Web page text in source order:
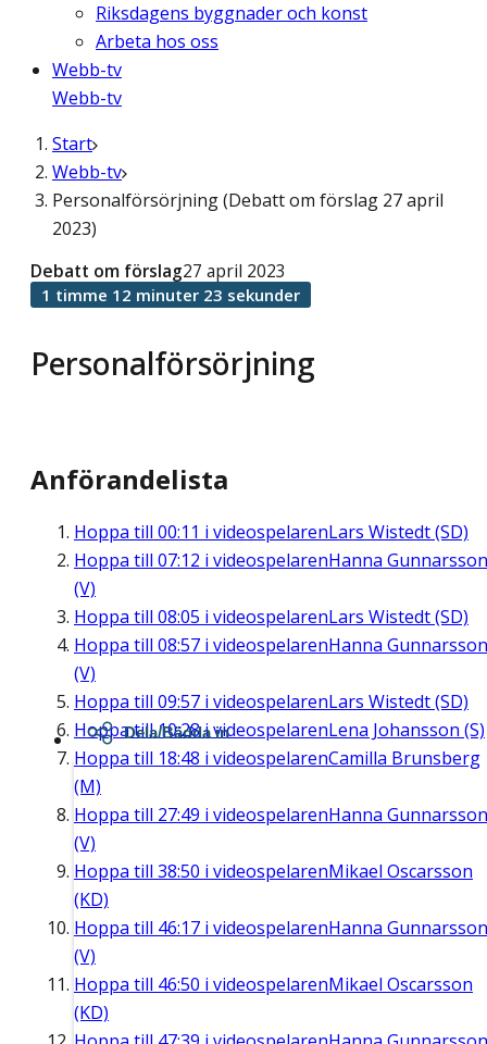
Riksdagens byggnader och konst
Arbeta hos oss
Webb-tv
Webb-tv
Start
Webb-tv
Personalförsörjning (Debatt om förslag 27 april
2023)
Personalförsörjning
Debatt om förslag27 april 2023
1 timme 12 minuter 23 sekunder
Anförandelista
Hoppa till 00:11 i videospelarenLars Wistedt (SD)
Hoppa till 07:12 i videospelarenHanna Gunnarsson
(V)
Hoppa till 08:05 i videospelarenLars Wistedt (SD)
Hoppa till 08:57 i videospelarenHanna Gunnarsson
(V)
Hoppa till 09:57 i videospelarenLars Wistedt (SD)
Hoppa till10:28i videospelarenLena Johansson (S)
Hoppa till 18:48 i videospelarenCamilla Brunsberg
(M)
Hoppa till 27:49 i videospelarenHanna Gunnarsson
(V)
Hoppa till 38:50 i videospelarenMikael Oscarsson
(KD)
Hoppa till 46:17 i videospelarenHanna Gunnarsson
(V)
Hoppa till 46:50 i videospelarenMikael Oscarsson
(KD)
Dela/Bädda in